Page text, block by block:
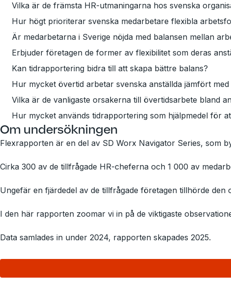
Vilka är de främsta HR-utmaningarna hos svenska
Hur högt prioriterar svenska medarbetare flexibla
Är medarbetarna i Sverige nöjda med balansen mellan
Erbjuder företagen de former av flexibilitet som deras
Kan tidrapportering bidra till att skapa bättre balans?
Hur mycket övertid arbetar svenska anställda jämfört
Vilka är de vanligaste orsakerna till övertidsarbete bland
Hur mycket används tidrapportering som hjälpmedel för
Om undersökningen
Flexrapporten är en del av SD Worx Navigator Series, som
Cirka 300 av de tillfrågade HR-cheferna och 1 000 av
Ungefär en fjärdedel av de tillfrågade företagen tillhörde
I den här rapporten zoomar vi in på de viktigaste
Data samlades in under 2024, rapporten skapades 2025.